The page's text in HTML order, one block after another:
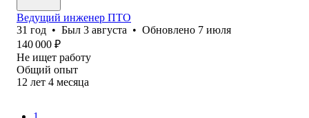
Ведущий инженер ПТО
31 год • Был 3 августа • Обновлено 7 июля
140 000 ₽
Не ищет работу
Общий опыт
12 лет 4 месяца